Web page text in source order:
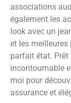
associations
également les
look avec un
et les
parfait état. Prêt
incontournable
moi pour
assurance et